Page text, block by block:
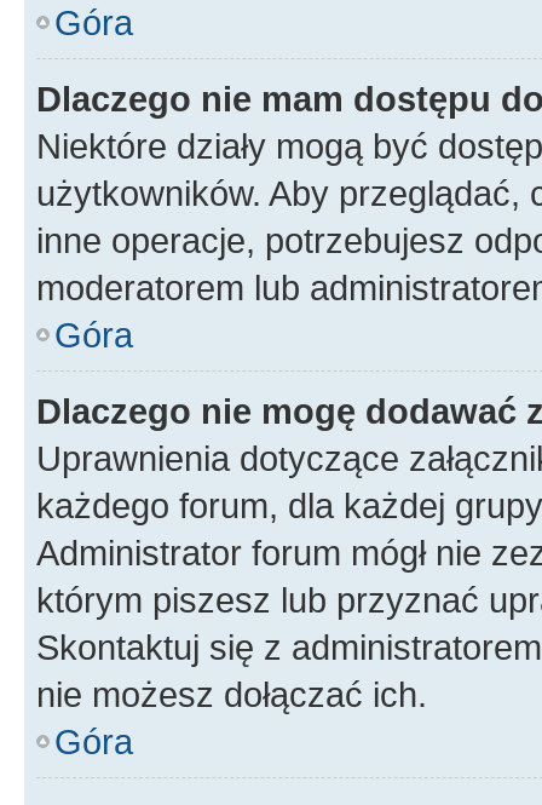
Góra
Dlaczego nie mam dostępu
Niektóre działy mogą być
użytkowników. Aby
inne operacje, potrzebujesz
moderatorem lub
Góra
Dlaczego nie mogę dodawać
Uprawnienia dotyczące
każdego forum, dla każdej
Administrator forum mógł nie
którym piszesz lub przyznać
Skontaktuj się z
nie możesz dołączać ich.
Góra